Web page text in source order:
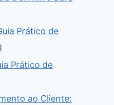
Prático de
Prático de
ao Cliente: